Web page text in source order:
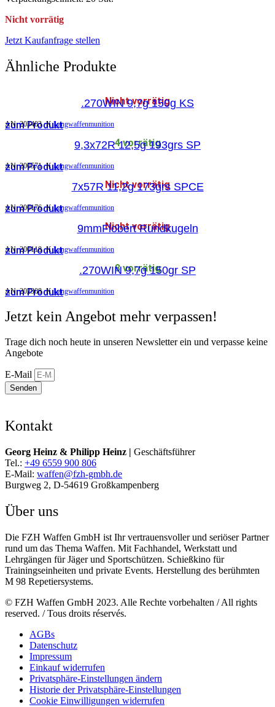
Nicht vorrätig
Jetzt Kaufanfrage stellen
Ähnliche Produkte
Nicht vorrätig
.270WIN 9,7g 150g KS
zum Produkt
AN:203403 K Langwaffenmunition
4 vorrätig
9,3x72R 12,5g 193grs SP
zum Produkt
AN:200571 K Langwaffenmunition
Nicht vorrätig
7x57R 11,2g 173grs SPCE
zum Produkt
AN:200176 K Langwaffenmunition
Nicht vorrätig
9mmFlobert Rundkugeln
zum Produkt
AN:200118 K Langwaffenmunition
8 vorrätig
.270WIN 9,7g 150gr SP
zum Produkt
AN:202308 K Langwaffenmunition
Jetzt kein Angebot mehr verpassen!
Trage dich noch heute in unseren Newsletter ein und verpasse keine
Angebote
E-Mail
Senden
Kontakt
Georg Heinz & Philipp Heinz | Geschäftsführer
Tel.: +49 6559 900 806
E-Mail: waffen@fzh-gmbh.de
Burgweg 2, D-54619 Großkampenberg
Über uns
Die FZH Waffen GmbH ist Ihr vertrauensvoller und seriöser Partner
rund um das Thema Waffen. Mit Fachhandel, Werkstatt und
Lehrgängen für Jäger und Sportschützen. Schießkino für
Trainingseinheiten und private Events. Herstellung des berühmten
M 98 Repetiersystems.
© FZH Waffen GmbH 2023. Alle Rechte vorbehalten / All rights
reserved. / Tous droits réservés.
AGBs
Datenschutz
Impressum
Einkauf widerrufen
Privatsphäre-Einstellungen ändern
Historie der Privatsphäre-Einstellungen
Cookie Einwilligungen widerrufen